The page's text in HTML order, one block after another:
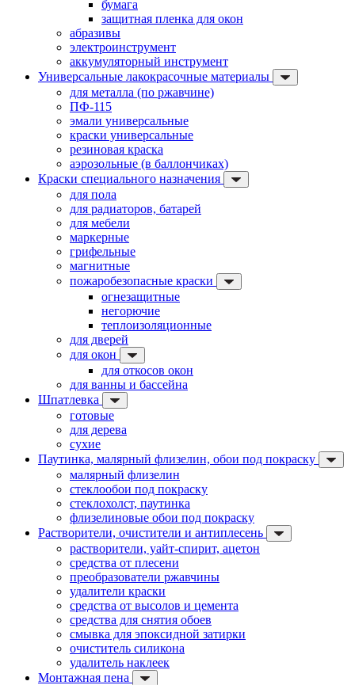
бумага
защитная пленка для окон
абразивы
электроинструмент
аккумуляторный инструмент
Универсальные лакокрасочные материалы
для металла (по ржавчине)
ПФ-115
эмали универсальные
краски универсальные
резиновая краска
аэрозольные (в баллончиках)
Краски специального назначения
для пола
для радиаторов, батарей
для мебели
маркерные
грифельные
магнитные
пожаробезопасные краски
огнезащитные
негорючие
теплоизоляционные
для дверей
для окон
для откосов окон
для ванны и бассейна
Шпатлевка
готовые
для дерева
сухие
Паутинка, малярный флизелин, обои под покраску
малярный флизелин
стеклообои под покраску
стеклохолст, паутинка
флизелиновые обои под покраску
Растворители, очистители и антиплесень
растворители, уайт-спирит, ацетон
средства от плесени
преобразователи ржавчины
удалители краски
средства от высолов и цемента
средства для снятия обоев
смывка для эпоксидной затирки
очиститель силикона
удалитель наклеек
Монтажная пена